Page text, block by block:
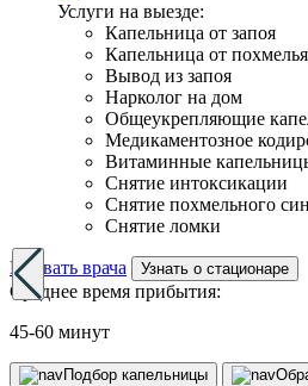
Услуги на выезде:
Капельница от запоя
Капельница от похмелья
Вывод из запоя
Нарколог на дом
Общеукрепляющие
Медикаментозное
Витаминные
Снятие интоксикации
Снятие похмельного
Снятие ломки
Вызвать врача Узнать о стационаре
Среднее время прибытия:
45-60 минут
Подбор капельницы